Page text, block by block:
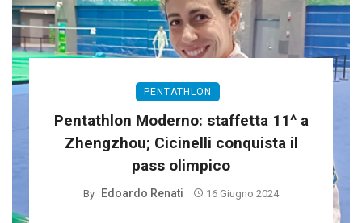
PENTATHLON
Pentathlon Moderno: staffetta 11^ a
Zhengzhou; Cicinelli conquista il
pass olimpico
By Edoardo Renati 16 Giugno 2024